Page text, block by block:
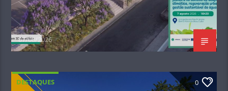
07/08/2026
DESTAQUES 0